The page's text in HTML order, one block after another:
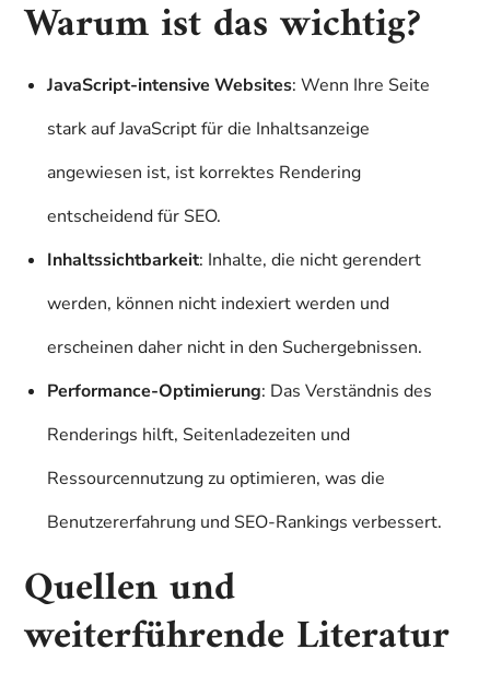
Warum ist das wichtig?
JavaScript-intensive Websites: Wenn Ihre Seite
stark auf JavaScript für die Inhaltsanzeige
angewiesen ist, ist korrektes Rendering
entscheidend für SEO.
Inhaltssichtbarkeit: Inhalte, die nicht gerendert
werden, können nicht indexiert werden und
erscheinen daher nicht in den Suchergebnissen.
Performance-Optimierung: Das Verständnis des
Renderings hilft, Seitenladezeiten und
Ressourcennutzung zu optimieren, was die
Benutzererfahrung und SEO-Rankings verbessert.
Quellen und
weiterführende Literatur